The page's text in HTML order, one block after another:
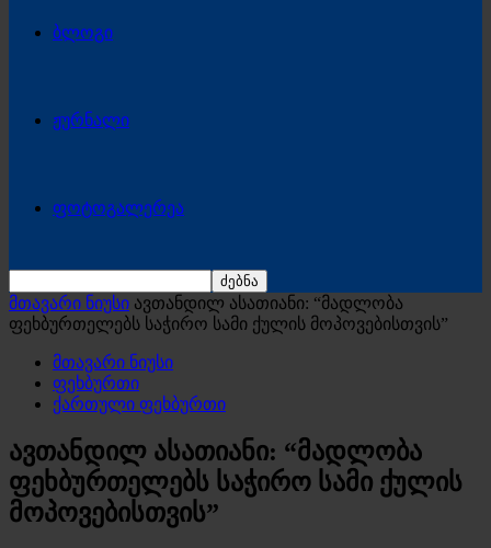
ბლოგი
ჟურნალი
ფოტოგალერეა
მთავარი ნიუსი ავთანდილ ასათიანი: “მადლობა
ფეხბურთელებს საჭირო სამი ქულის მოპოვებისთვის”
მთავარი ნიუსი
ფეხბურთი
ქართული ფეხბურთი
ავთანდილ ასათიანი: “მადლობა
ფეხბურთელებს საჭირო სამი ქულის
მოპოვებისთვის”